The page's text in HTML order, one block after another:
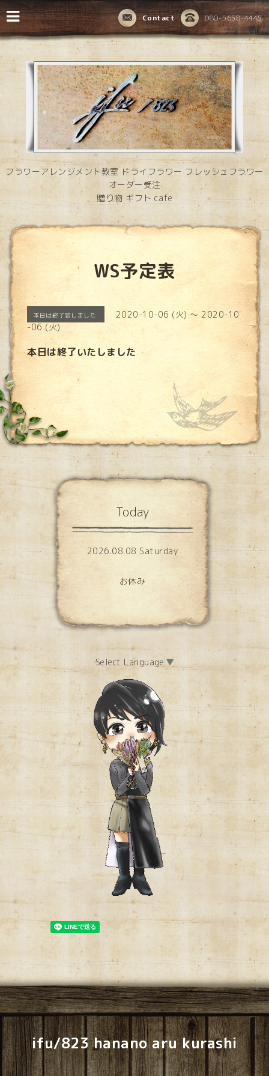
080-5658-4445
Contact
フラワーアレンジメント教室 ドライフラワー フレッシュフラワー
オーダー受注
贈り物 ギフト cafe
WS予定表
本日は終了致しました
2020-10-06 (火) ～ 2020-10
-06 (火)
本日は終了いたしました
Today
2026.08.08 Saturday
お休み
Select Language ▼
ifu/823 hanano aru kurashi